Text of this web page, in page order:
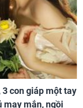
con giáp một tay
may mắn, ngồi